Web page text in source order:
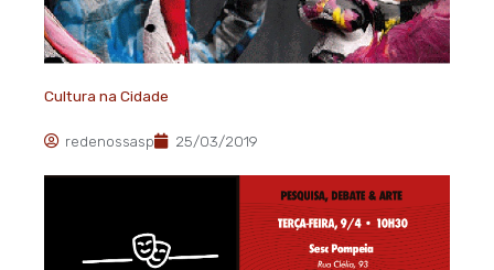
Cultura na Cidade
redenossasp 25/03/2019